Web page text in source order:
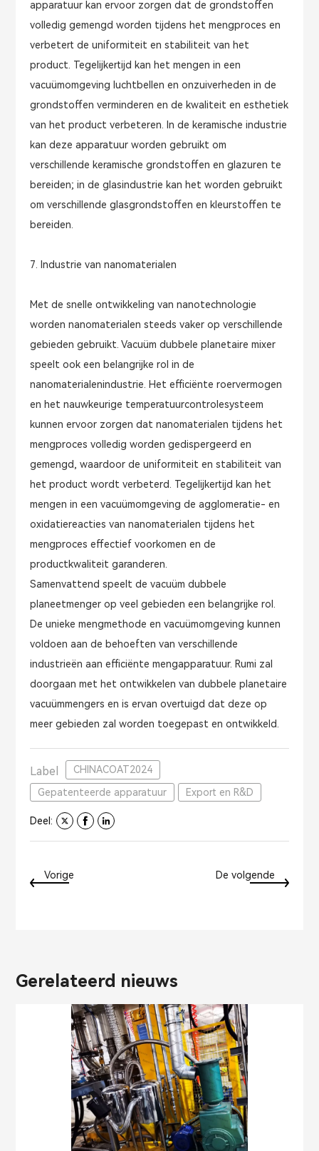
apparatuur kan ervoor zorgen dat de grondstoffen
volledig gemengd worden tijdens het mengproces en
verbetert de uniformiteit en stabiliteit van het
product. Tegelijkertijd kan het mengen in een
vacuümomgeving luchtbellen en onzuiverheden in de
grondstoffen verminderen en de kwaliteit en esthetiek
van het product verbeteren. In de keramische industrie
kan deze apparatuur worden gebruikt om
verschillende keramische grondstoffen en glazuren te
bereiden; in de glasindustrie kan het worden gebruikt
om verschillende glasgrondstoffen en kleurstoffen te
bereiden.
7. Industrie van nanomaterialen
Met de snelle ontwikkeling van nanotechnologie
worden nanomaterialen steeds vaker op verschillende
gebieden gebruikt. Vacuüm dubbele planetaire mixer
speelt ook een belangrijke rol in de
nanomaterialenindustrie. Het efficiënte roervermogen
en het nauwkeurige temperatuurcontrolesysteem
kunnen ervoor zorgen dat nanomaterialen tijdens het
mengproces volledig worden gedispergeerd en
gemengd, waardoor de uniformiteit en stabiliteit van
het product wordt verbeterd. Tegelijkertijd kan het
mengen in een vacuümomgeving de agglomeratie- en
oxidatiereacties van nanomaterialen tijdens het
mengproces effectief voorkomen en de
productkwaliteit garanderen.
Samenvattend speelt de vacuüm dubbele
planeetmenger op veel gebieden een belangrijke rol.
De unieke mengmethode en vacuümomgeving kunnen
voldoen aan de behoeften van verschillende
industrieën aan efficiënte mengapparatuur. Rumi zal
doorgaan met het ontwikkelen van dubbele planetaire
vacuümmengers en is ervan overtuigd dat deze op
meer gebieden zal worden toegepast en ontwikkeld.
Label
CHINACOAT2024
Gepatenteerde apparatuur
Export en R&D
Deel:
Vorige De volgende
Gerelateerd nieuws